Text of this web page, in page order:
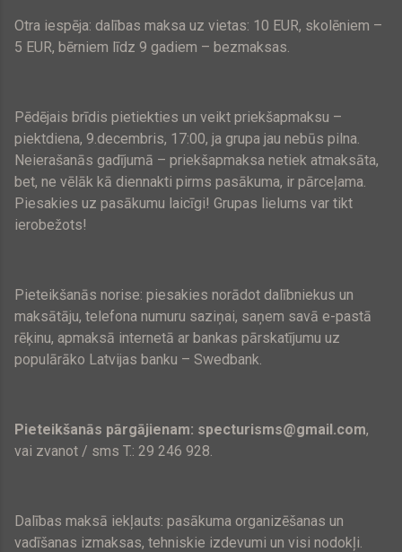
Otra iespēja: dalības maksa uz vietas: 10 EUR, skolēniem –
5 EUR, bērniem līdz 9 gadiem – bezmaksas.
Pēdējais brīdis pietiekties un veikt priekšapmaksu –
piektdiena, 9.decembris, 17:00, ja grupa jau nebūs pilna.
Neierašanās gadījumā – priekšapmaksa netiek atmaksāta,
bet, ne vēlāk kā diennakti pirms pasākuma, ir pārceļama.
Piesakies uz pasākumu laicīgi! Grupas lielums var tikt
ierobežots!
Pieteikšanās norise: piesakies norādot dalībniekus un
maksātāju, telefona numuru saziņai, saņem savā e-pastā
rēķinu, apmaksā internetā ar bankas pārskatījumu uz
populārāko Latvijas banku – Swedbank.
Pieteikšanās pārgājienam: specturisms@gmail.com,
vai zvanot / sms T.: 29 246 928.
Dalības maksā iekļauts: pasākuma organizēšanas un
vadīšanas izmaksas, tehniskie izdevumi un visi nodokļi.